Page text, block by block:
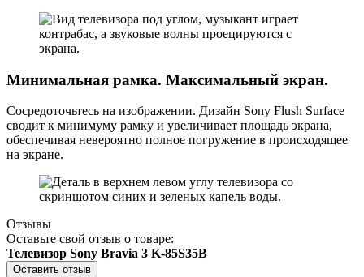
Минимальная рамка. Максимальный экран.
Сосредоточьтесь на изображении. Дизайн Sony Flush Surface
сводит к минимуму рамку и увеличивает площадь экрана,
обеспечивая невероятно полное погружение в происходящее
на экране.
Отзывы
Оставьте свой отзыв о товаре:
Телевизор Sony Bravia 3 K-85S35B
Оставить отзыв